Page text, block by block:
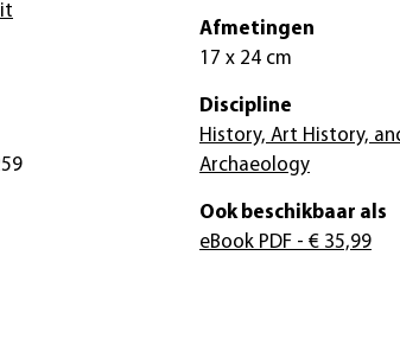
Afmetingen
17 x 24 cm
Discipline
History, Art History,
Archaeology
Ook beschikbaar als
eBook PDF - € 35,99